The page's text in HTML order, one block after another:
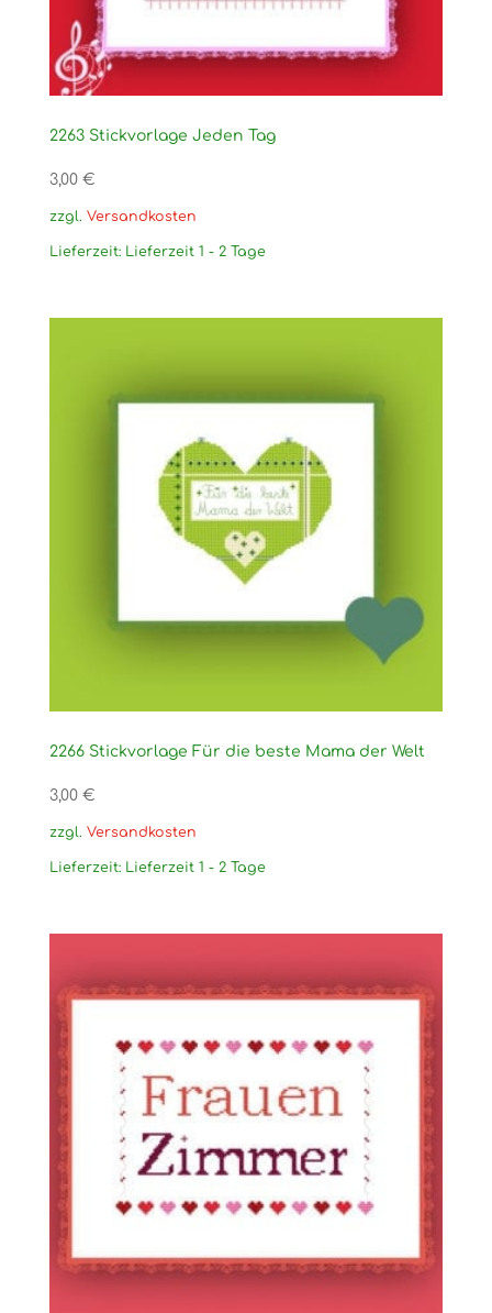
2263 Stickvorlage Jeden Tag
3,00 €
zzgl. Versandkosten
Lieferzeit: Lieferzeit 1 - 2 Tage
2266 Stickvorlage Für die beste Mama der Welt
3,00 €
zzgl. Versandkosten
Lieferzeit: Lieferzeit 1 - 2 Tage